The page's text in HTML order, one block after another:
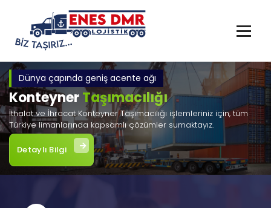
Dünya çapında geniş acente ağı
KonteynerTaşımacılığı
İthalat ve İhracat Konteyner Taşımacılığı işlemleriniz için, tüm
Türkiye limanlarında kapsamlı çözümler sumaktayız.
Detaylı Bilgi